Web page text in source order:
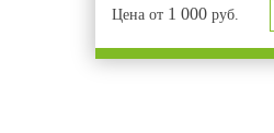
Цена от 1 000 руб.